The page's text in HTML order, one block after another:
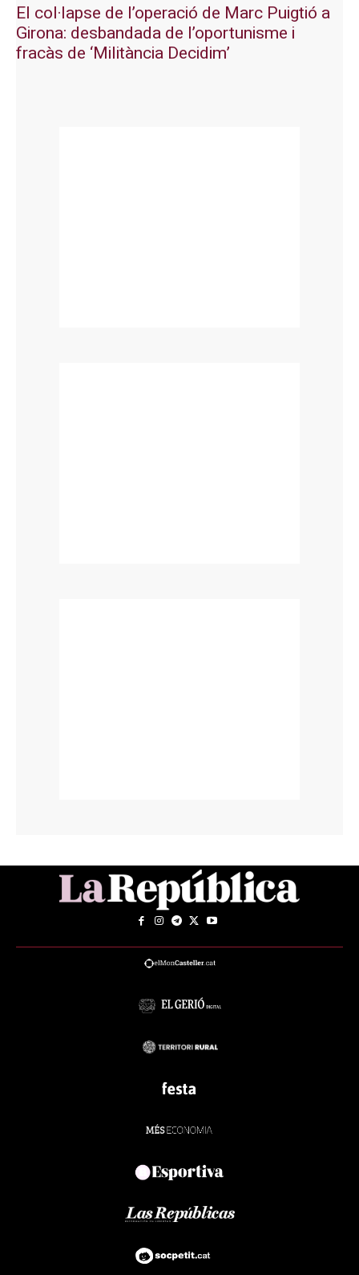
El col·lapse de l’operació de Marc Puigtió a
Girona: desbandada de l’oportunisme i
fracàs de ‘Militància Decidim’